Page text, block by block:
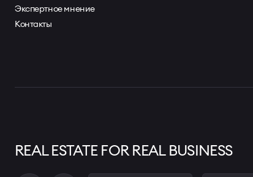
Экспертное мнение
Контакты
REAL ESTATE FOR REAL BUSINESS